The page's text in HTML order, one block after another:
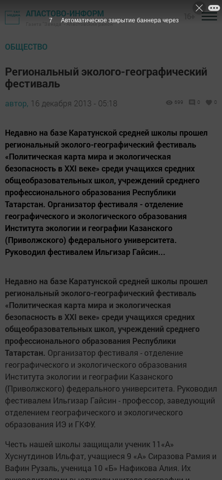
АПАСТОВО-ИНФОРМ
Газета "Звезда" - Апастовский район
ОБЩЕСТВО
Региональный эколого-географический
фестиваль
автор, 16 декабря 2013 - 05:18 699 0 0
Недавно на базе Каратунской средней школы прошел
региональный эколого-географический фестиваль
«Политическая карта мира и экологическая
безопасность в XXI веке» среди учащихся средних
общеобразовательных школ, учреждений среднего
профессионального образования Республики
Татарстан. Организатор фестиваля - отделение
географического и экологического образования
Института экологии и географии Казанского
(Приволжского) федерального университета.
Руководил фестивалем Ильгизар Гайсин...
Недавно на базе Каратунской средней школы прошел
региональный эколого-географический фестиваль
«Политическая карта мира и экологическая
безопасность в XXI веке» среди учащихся средних
общеобразовательных школ, учреждений среднего
профессионального образования Республики
Татарстан. Организатор фестиваля - отделение
географического и экологического образования
Института экологии и географии Казанского
(Приволжского) федерального университета. Руководил
фестивалем Ильгизар Гайсин - профессор, заведующий
отделением географического и экологического
образования ИЭ и ГКФУ.
Честь нашей школы защищали ученик 11«А»
Хуснутдинов Ильфат, учащиеся 9 «А» Сиразова Рамия и
Вафин Рузаль, ученица 10 «Б» Нафикова Алия. Их
6 Автоматическое закрытие баннера через